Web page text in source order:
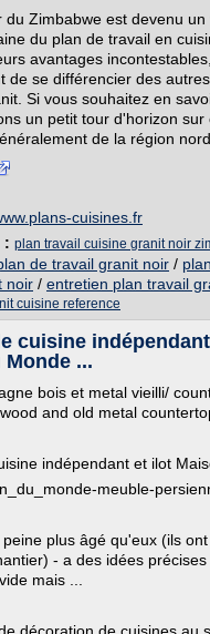
du Zimbabwe est devenu
du plan de travail en
avantages
de se différencier des
Si vous souhaitez en
un petit tour d'horizon sur
de la région
cuisines.fr
: plan travail cuisine granit noir
de travail granit noir /
noir / entretien plan travail
cuisine reference
cuisine
...
bois et metal vieilli/
and old metal
indépendant et ilot
meuble-
plus âgé qu'eux (ils
- a des idées
mais ...